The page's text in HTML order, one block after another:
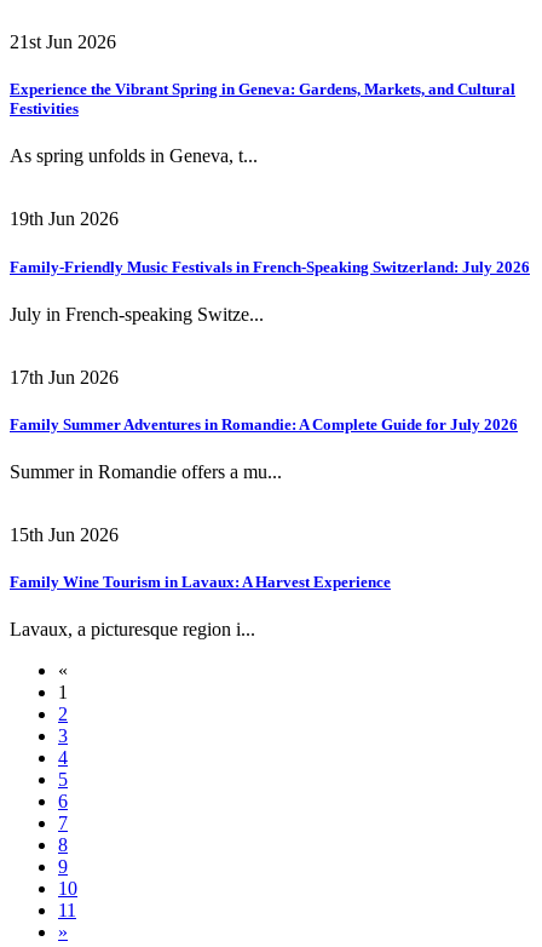
21st Jun 2026
Experience the Vibrant Spring in Geneva: Gardens, Markets, and Cultural
Festivities
As spring unfolds in Geneva, t...
19th Jun 2026
Family-Friendly Music Festivals in French-Speaking Switzerland: July 2026
July in French-speaking Switze...
17th Jun 2026
Family Summer Adventures in Romandie: A Complete Guide for July 2026
Summer in Romandie offers a mu...
15th Jun 2026
Family Wine Tourism in Lavaux: A Harvest Experience
Lavaux, a picturesque region i...
«
1
2
3
4
5
6
7
8
9
10
11
»